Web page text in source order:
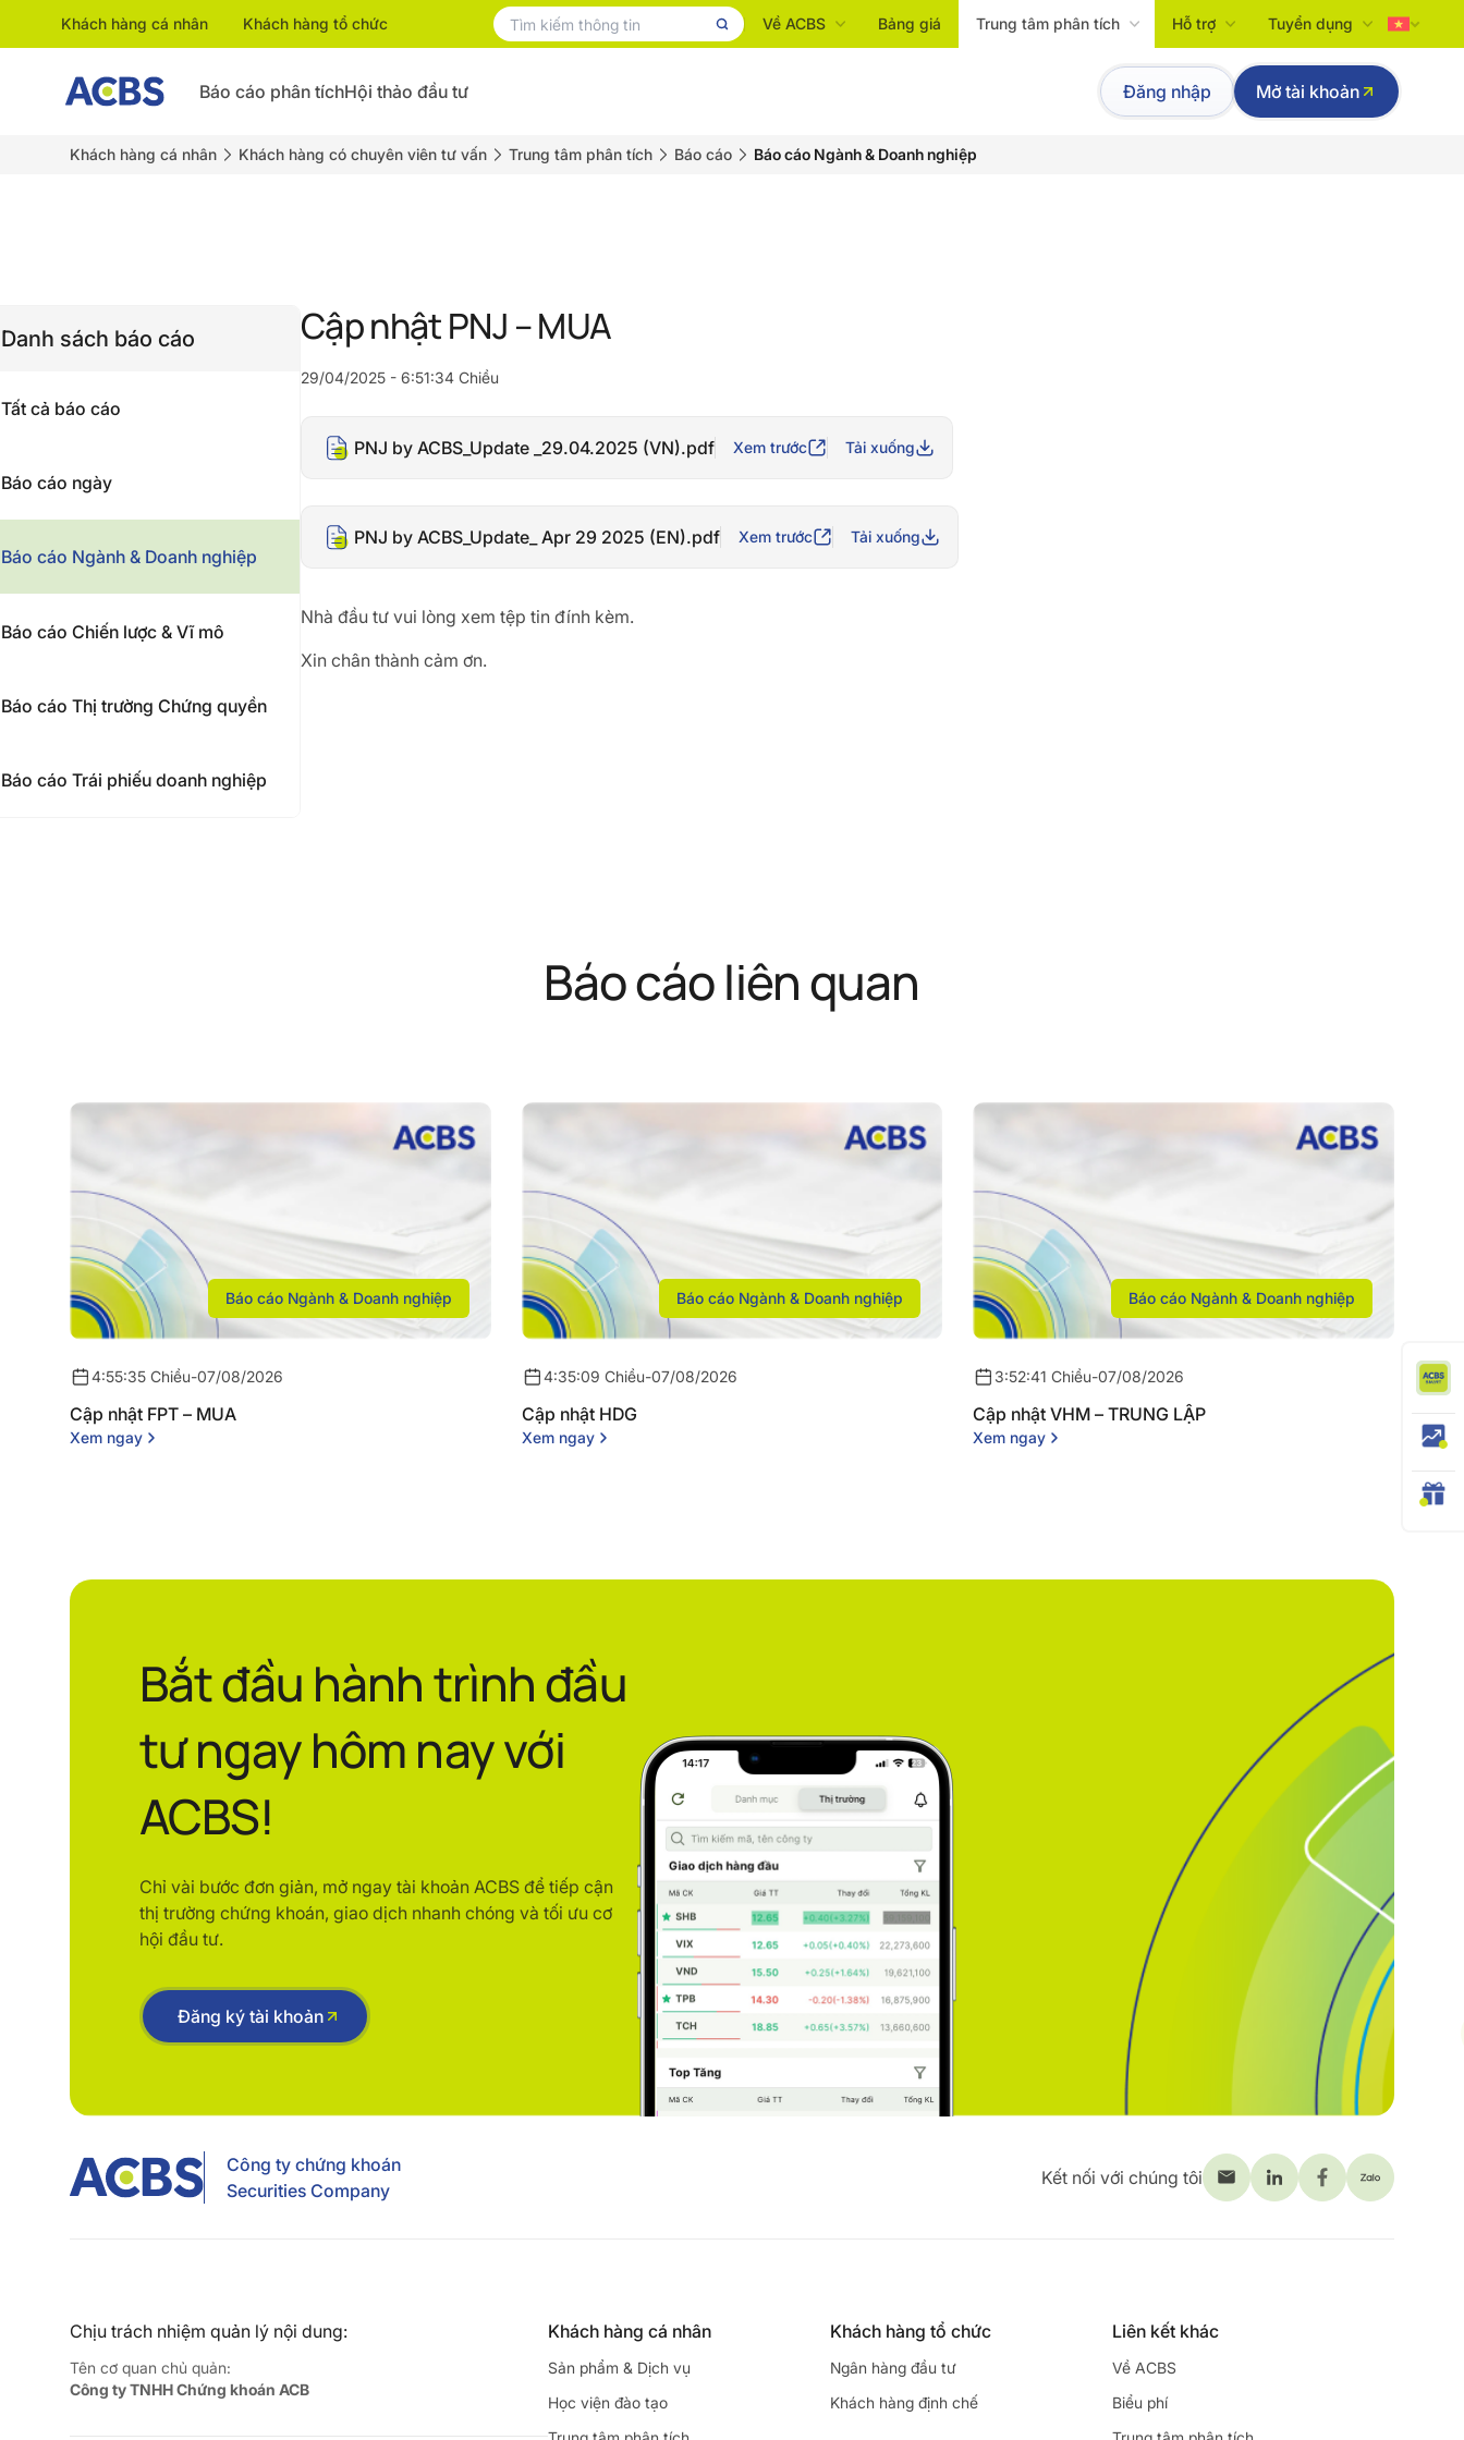
Khách hàng cá nhân Khách hàng tổ chức Về ACBS Bảng giá Trung tâm phân tích Hỗ trợ Tuyển dụng
Tiếng Việt
English
Báo cáo phân tíchHội thảo đầu tư Đăng nhập Mở tài khoản
Khách hàng cá nhân Khách hàng có chuyên viên tư vấn Trung tâm phân tích Báo cáo Báo cáo Ngành & Doanh nghiệp
Danh sách báo cáo
Tất cả báo cáo
Báo cáo ngày
Báo cáo Ngành & Doanh nghiệp
Báo cáo Chiến lược & Vĩ mô
Báo cáo Thị trường Chứng quyền
Báo cáo Trái phiếu doanh nghiệp
Cập nhật PNJ – MUA
29/04/2025 - 6:51:34 Chiều
PNJ by ACBS_Update _29.04.2025 (VN).pdf Xem trước Tải xuống
PNJ by ACBS_Update_ Apr 29 2025 (EN).pdf Xem trước Tải xuống
Nhà đầu tư vui lòng xem tệp tin đính kèm.
Xin chân thành cảm ơn.
Báo cáo liên quan
Báo cáo Ngành & Doanh nghiệp
4:55:35 Chiều-07/08/2026
Cập nhật FPT – MUA
Xem ngay
Báo cáo Ngành & Doanh nghiệp
4:35:09 Chiều-07/08/2026
Cập nhật HDG
Xem ngay
Báo cáo Ngành & Doanh nghiệp
3:52:41 Chiều-07/08/2026
Cập nhật VHM – TRUNG LẬP
Xem ngay
Bắt đầu hành trình đầu
tư ngay hôm nay với
ACBS!
Chỉ vài bước đơn giản, mở ngay tài khoản ACBS để tiếp cận
thị trường chứng khoán, giao dịch nhanh chóng và tối ưu cơ
hội đầu tư.
Đăng ký tài khoản
Công ty chứng khoán
Securities Company
Kết nối với chúng tôi
Chịu trách nhiệm quản lý nội dung:
Tên cơ quan chủ quản:
Công ty TNHH Chứng khoán ACB
Khách hàng cá nhân
Sản phẩm & Dịch vụ
Học viện đào tạo
Khách hàng tổ chức
Ngân hàng đầu tư
Khách hàng định chế
Liên kết khác
Về ACBS
Biểu phí